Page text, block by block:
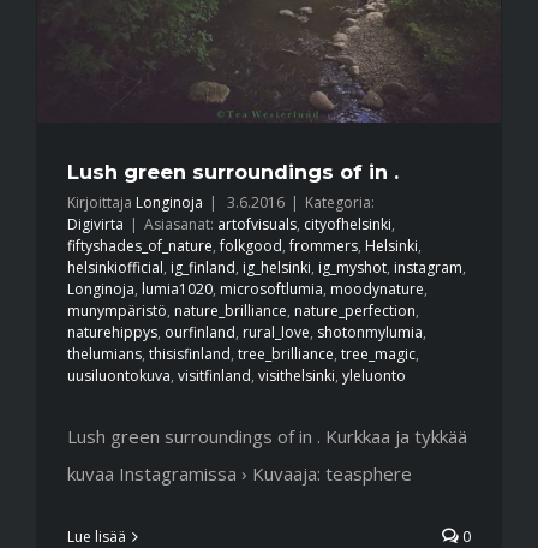
Lush green surroundings of in .
Kirjoittaja Longinoja | 3.6.2016 | Kategoria:
Digivirta | Asiasanat: artofvisuals, cityofhelsinki,
fiftyshades_of_nature,folkgood,frommers, Helsinki,
helsinkiofficial, ig_finland, ig_helsinki, ig_myshot, instagram,
Longinoja, lumia1020, microsoftlumia, moodynature,
munympäristö, nature_brilliance, nature_perfection,
naturehippys, ourfinland, rural_love, shotonmylumia,
thelumians, thisisfinland, tree_brilliance, tree_magic,
uusiluontokuva, visitfinland, visithelsinki, yleluonto
Lush green surroundings of in . Kurkkaa ja tykkää
kuvaa Instagramissa › Kuvaaja: teasphere
Lue lisää 0